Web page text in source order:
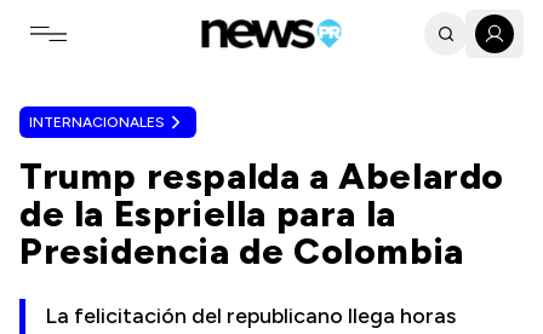
Toggle navigation menu
INTERNACIONALES
Trump respalda a Abelardo
de la Espriella para la
Presidencia de Colombia
La felicitación del republicano llega horas